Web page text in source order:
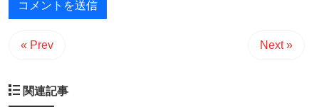
« Prev Next »
関連記事